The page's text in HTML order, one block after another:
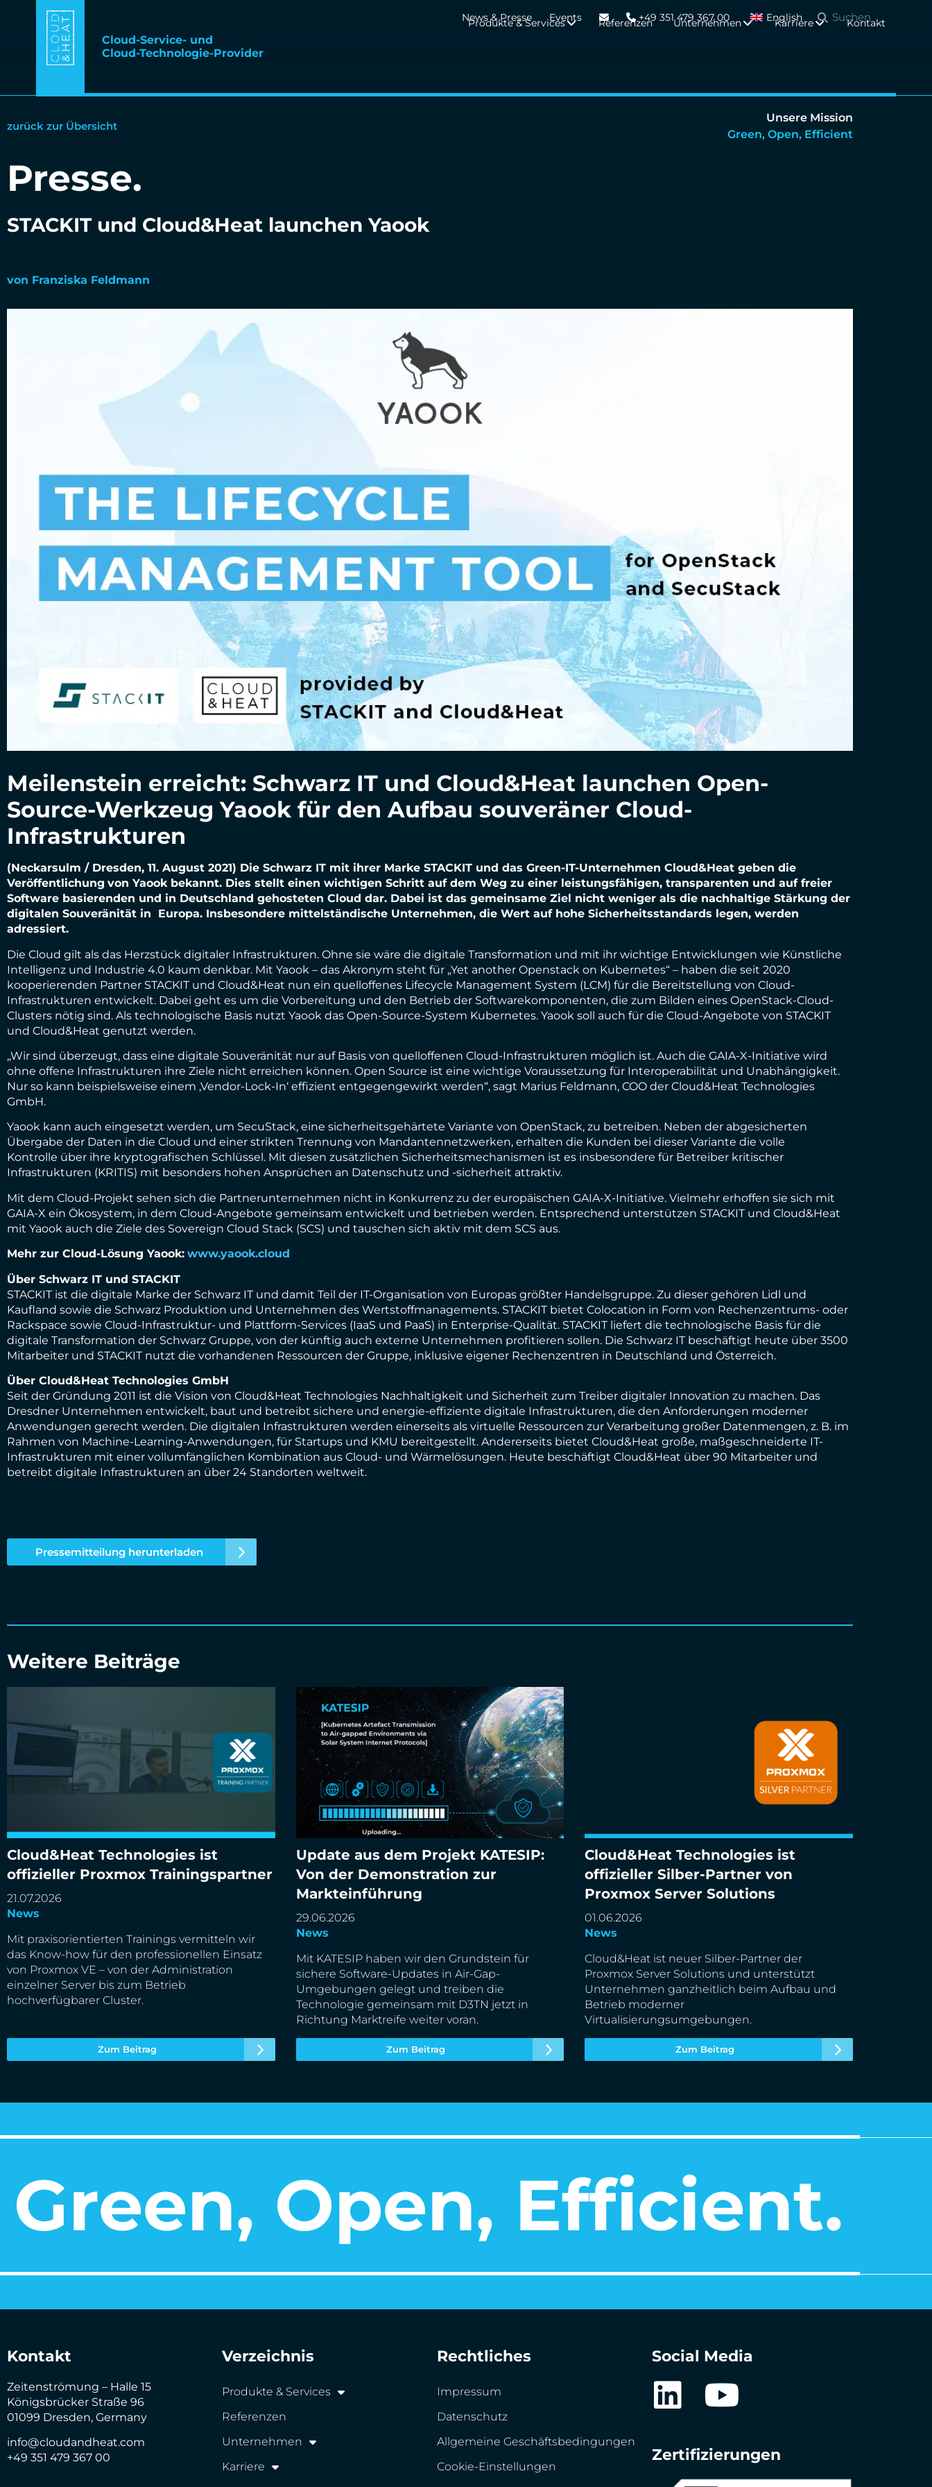
Cloud-Service- und
Cloud-Technologie-Provider
Produkte & Services Referenzen Unternehmen Karriere Kontakt
News & Presse Events +49 351 479 367 00 English
zurück zur Übersicht
Unsere Mission
Green, Open, Efficient
Presse.
STACKIT und Cloud&Heat launchen Yaook
von Franziska Feldmann
Meilenstein erreicht: Schwarz IT und Cloud&Heat launchen Open-
Source-Werkzeug Yaook für den Aufbau souveräner Cloud-
Infrastrukturen
(Neckarsulm / Dresden, 11. August 2021) Die Schwarz IT mit ihrer Marke STACKIT und das Green-IT-Unternehmen Cloud&Heat geben die
Veröffentlichung von Yaook bekannt. Dies stellt einen wichtigen Schritt auf dem Weg zu einer leistungsfähigen, transparenten und auf freier
Software basierenden und in Deutschland gehosteten Cloud dar. Dabei ist das gemeinsame Ziel nicht weniger als die nachhaltige Stärkung der
digitalen Souveränität in Europa. Insbesondere mittelständische Unternehmen, die Wert auf hohe Sicherheitsstandards legen, werden
adressiert.
Die Cloud gilt als das Herzstück digitaler Infrastrukturen. Ohne sie wäre die digitale Transformation und mit ihr wichtige Entwicklungen wie Künstliche
Intelligenz und Industrie 4.0 kaum denkbar. Mit Yaook – das Akronym steht für „Yet another Openstack on Kubernetes“ – haben die seit 2020
kooperierenden Partner STACKIT und Cloud&Heat nun ein quelloffenes Lifecycle Management System (LCM) für die Bereitstellung von Cloud-
Infrastrukturen entwickelt. Dabei geht es um die Vorbereitung und den Betrieb der Softwarekomponenten, die zum Bilden eines OpenStack-Cloud-
Clusters nötig sind. Als technologische Basis nutzt Yaook das Open-Source-System Kubernetes. Yaook soll auch für die Cloud-Angebote von STACKIT
und Cloud&Heat genutzt werden.
„Wir sind überzeugt, dass eine digitale Souveränität nur auf Basis von quelloffenen Cloud-Infrastrukturen möglich ist. Auch die GAIA-X-Initiative wird
ohne offene Infrastrukturen ihre Ziele nicht erreichen können. Open Source ist eine wichtige Voraussetzung für Interoperabilität und Unabhängigkeit.
Nur so kann beispielsweise einem ‚Vendor-Lock-In‘ effizient entgegengewirkt werden“, sagt Marius Feldmann, COO der Cloud&Heat Technologies
GmbH.
Yaook kann auch eingesetzt werden, um SecuStack, eine sicherheitsgehärtete Variante von OpenStack, zu betreiben. Neben der abgesicherten
Übergabe der Daten in die Cloud und einer strikten Trennung von Mandantennetzwerken, erhalten die Kunden bei dieser Variante die volle
Kontrolle über ihre kryptografischen Schlüssel. Mit diesen zusätzlichen Sicherheitsmechanismen ist es insbesondere für Betreiber kritischer
Infrastrukturen (KRITIS) mit besonders hohen Ansprüchen an Datenschutz und -sicherheit attraktiv.
Mit dem Cloud-Projekt sehen sich die Partnerunternehmen nicht in Konkurrenz zu der europäischen GAIA-X-Initiative. Vielmehr erhoffen sie sich mit
GAIA-X ein Ökosystem, in dem Cloud-Angebote gemeinsam entwickelt und betrieben werden. Entsprechend unterstützen STACKIT und Cloud&Heat
mit Yaook auch die Ziele des Sovereign Cloud Stack (SCS) und tauschen sich aktiv mit dem SCS aus.
Mehr zur Cloud-Lösung Yaook: www.yaook.cloud
Über Schwarz IT und STACKIT
STACKIT ist die digitale Marke der Schwarz IT und damit Teil der IT-Organisation von Europas größter Handelsgruppe. Zu dieser gehören Lidl und
Kaufland sowie die Schwarz Produktion und Unternehmen des Wertstoffmanagements. STACKIT bietet Colocation in Form von Rechenzentrums- oder
Rackspace sowie Cloud-Infrastruktur- und Plattform-Services (IaaS und PaaS) in Enterprise-Qualität. STACKIT liefert die technologische Basis für die
digitale Transformation der Schwarz Gruppe, von der künftig auch externe Unternehmen profitieren sollen. Die Schwarz IT beschäftigt heute über 3500
Mitarbeiter und STACKIT nutzt die vorhandenen Ressourcen der Gruppe, inklusive eigener Rechenzentren in Deutschland und Österreich.
Über Cloud&Heat Technologies GmbH
Seit der Gründung 2011 ist die Vision von Cloud&Heat Technologies Nachhaltigkeit und Sicherheit zum Treiber digitaler Innovation zu machen. Das
Dresdner Unternehmen entwickelt, baut und betreibt sichere und energie-effiziente digitale Infrastrukturen, die den Anforderungen moderner
Anwendungen gerecht werden. Die digitalen Infrastrukturen werden einerseits als virtuelle Ressourcen zur Verarbeitung großer Datenmengen, z. B. im
Rahmen von Machine-Learning-Anwendungen, für Startups und KMU bereitgestellt. Andererseits bietet Cloud&Heat große, maßgeschneiderte IT-
Infrastrukturen mit einer vollumfänglichen Kombination aus Cloud- und Wärmelösungen. Heute beschäftigt Cloud&Heat über 90 Mitarbeiter und
betreibt digitale Infrastrukturen an über 24 Standorten weltweit.
Pressemitteilung herunterladen
Weitere Beiträge
Cloud&Heat Technologies ist
offizieller Proxmox Trainingspartner
21.07.2026
News
Mit praxisorientierten Trainings vermitteln wir
das Know-how für den professionellen Einsatz
von Proxmox VE – von der Administration
einzelner Server bis zum Betrieb
hochverfügbarer Cluster.
Zum Beitrag
Cloud&Heat Technologies ist offizieller Proxmox
Trainingspartner
Update aus dem Projekt KATESIP:
Von der Demonstration zur
Markteinführung
29.06.2026
News
Mit KATESIP haben wir den Grundstein für
sichere Software-Updates in Air-Gap-
Umgebungen gelegt und treiben die
Technologie gemeinsam mit D3TN jetzt in
Richtung Marktreife weiter voran.
Zum Beitrag
Update aus dem Projekt KATESIP: Von der
Demonstration zur Markteinführung
Cloud&Heat Technologies ist
offizieller Silber-Partner von
Proxmox Server Solutions
01.06.2026
News
Cloud&Heat ist neuer Silber-Partner der
Proxmox Server Solutions und unterstützt
Unternehmen ganzheitlich beim Aufbau und
Betrieb moderner
Virtualisierungsumgebungen.
Zum Beitrag
Cloud&Heat Technologies ist offizieller Silber-
Partner von Proxmox Server Solutions
Green, Open, Efficient.
Kontakt
Zeitenströmung – Halle 15
Königsbrücker Straße 96
01099 Dresden, Germany
info@cloudandheat.com
+49 351 479 367 00
Verzeichnis
Produkte & Services
Referenzen
Unternehmen
Karriere
Rechtliches
Impressum
Datenschutz
Allgemeine Geschäftsbedingungen
Cookie-Einstellungen
Social Media
Zertifizierungen